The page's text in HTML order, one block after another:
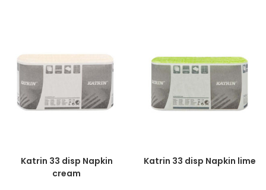
Katrin 33 disp Napkin
cream
Katrin 33 disp Napkin lime